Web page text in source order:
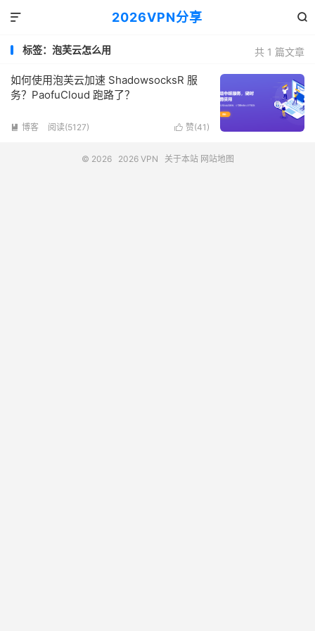
2026VPN分享 

共 1 篇文章
标签：泡芙云怎么用
如何使用泡芙云加速 ShadowsocksR 服
务？PaofuCloud 跑路了？
 赞(41 )
 博客 阅读(5127)
© 2026 2026 VPN 关于本站 网站地图